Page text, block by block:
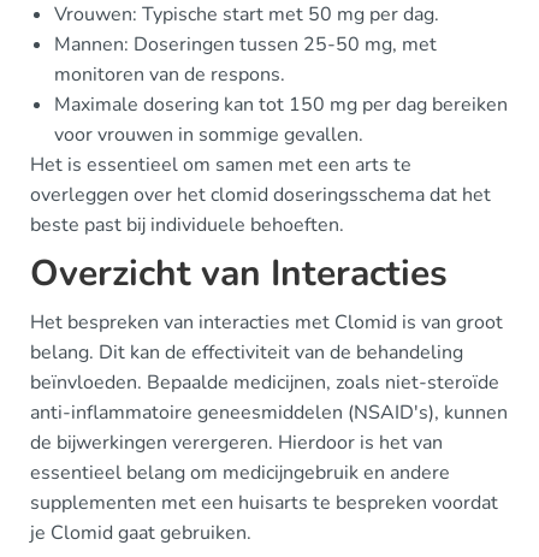
Vrouwen: Typische start met 50 mg per dag.
Mannen: Doseringen tussen 25-50 mg, met
monitoren van de respons.
Maximale dosering kan tot 150 mg per dag bereiken
voor vrouwen in sommige gevallen.
Het is essentieel om samen met een arts te
overleggen over het clomid doseringsschema dat het
beste past bij individuele behoeften.
Overzicht van Interacties
Het bespreken van interacties met Clomid is van groot
belang. Dit kan de effectiviteit van de behandeling
beïnvloeden. Bepaalde medicijnen, zoals niet-steroïde
anti-inflammatoire geneesmiddelen (NSAID's), kunnen
de bijwerkingen verergeren. Hierdoor is het van
essentieel belang om medicijngebruik en andere
supplementen met een huisarts te bespreken voordat
je Clomid gaat gebruiken.